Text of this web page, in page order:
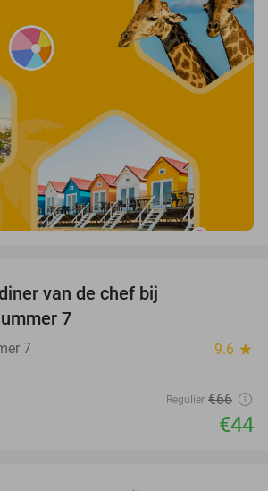
van de chef bij
7
7 9.6 star
Regulier €66
€44